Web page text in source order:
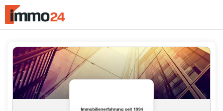
Accessibility
Modus
Navigation
zum
Inhalt